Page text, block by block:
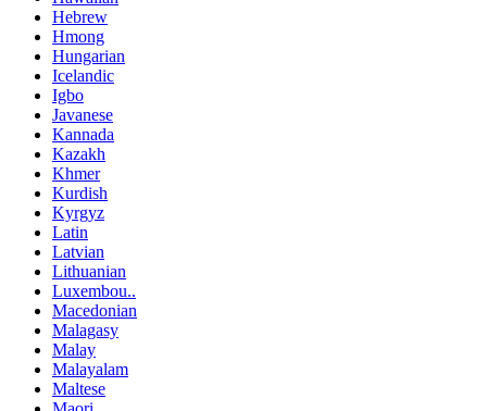
Hebrew
Hmong
Hungarian
Icelandic
Igbo
Javanese
Kannada
Kazakh
Khmer
Kurdish
Kyrgyz
Latin
Latvian
Lithuanian
Luxembou..
Macedonian
Malagasy
Malay
Malayalam
Maltese